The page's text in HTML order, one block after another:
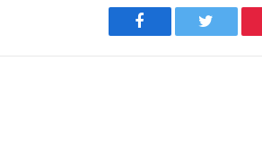
Facebook